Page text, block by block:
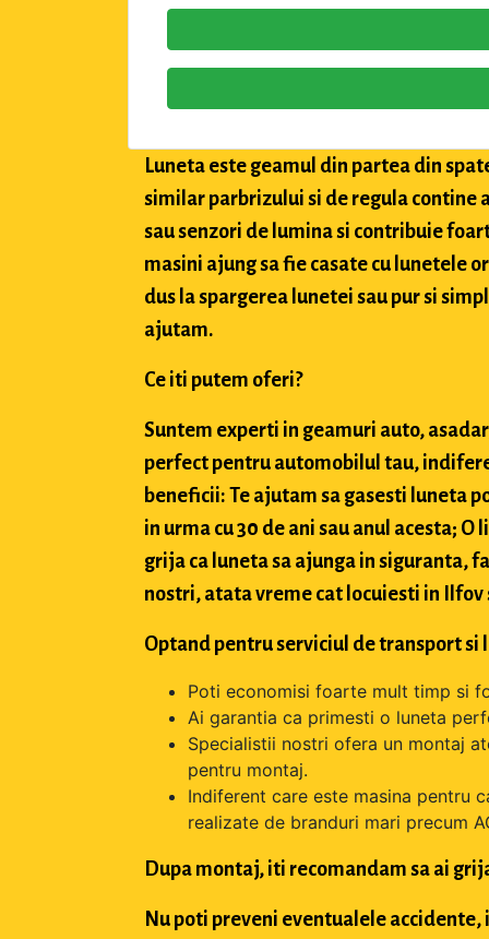
Luneta este geamul din partea din
similar parbrizului si de regula contine
sau senzori de lumina si contribuie
masini ajung sa fie casate cu lunetele
dus la spargerea lunetei sau pur si
ajutam.
Ce iti putem oferi?
Suntem experti in geamuri auto,
perfect pentru automobilul tau,
beneficii: Te ajutam sa gasesti luneta
in urma cu 30 de ani sau anul acesta;
grija ca luneta sa ajunga in siguranta,
nostri, atata vreme cat locuiesti in Ilfov
Optand pentru serviciul de transport si
Poti economisi foarte mult timp si
Ai garantia ca primesti o luneta
Specialistii nostri ofera un montaj
pentru montaj.
Indiferent care este masina pentru
realizate de branduri mari precum
Dupa montaj, iti recomandam sa ai
Nu poti preveni eventualele